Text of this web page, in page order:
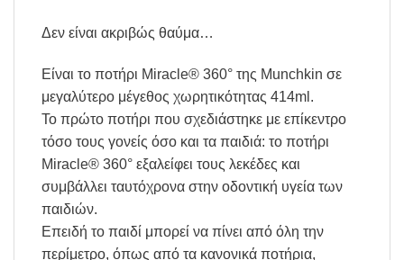
Δεν είναι ακριβώς θαύμα…
Είναι το ποτήρι Miracle® 360° της Munchkin σε
μεγαλύτερο μέγεθος χωρητικότητας 414ml.
Το πρώτο ποτήρι που σχεδιάστηκε με επίκεντρο
τόσο τους γονείς όσο και τα παιδιά: το ποτήρι
Miracle® 360° εξαλείφει τους λεκέδες και
συμβάλλει ταυτόχρονα στην οδοντική υγεία των
παιδιών.
Επειδή το παιδί μπορεί να πίνει από όλη την
περίμετρο, όπως από τα κανονικά ποτήρια,